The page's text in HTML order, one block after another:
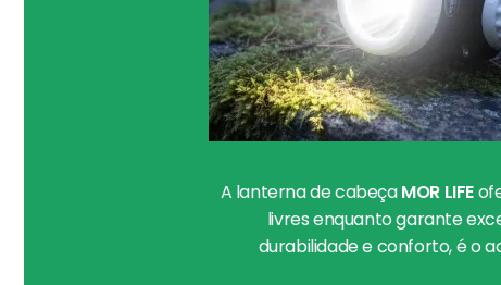
A lanterna de cabeçaMOR LIFE
livres enquanto garante
durabilidade e conforto, é o